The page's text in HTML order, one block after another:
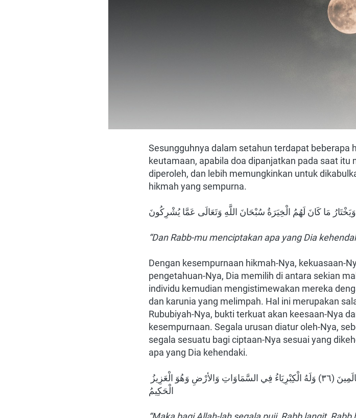
Sesungguhnya dalam setahun terdapat beberapa
keutamaan, apabila doa dipanjatkan pada saat itu
diperoleh, dan lebih memungkinkan untuk
hikmah yang sempurna.
مَا كَانَ لَهُمُ الْخِيَرَةُ سُبْحَانَ اللَّهِ وَتَعَالَى عَمَّا يُشْرِكُونَ
“Dan Rabb-mu menciptakan apa yang Dia
Dengan kesempurnaan hikmah-Nya, kekuasaan-
pengetahuan-Nya, Dia memilih di antara sekian
individu kemudian mengistimewakan mereka
dan karunia yang melimpah. Hal ini merupakan
Rububiyah-Nya, bukti terkuat akan keesaan-Nya
kesempurnaan. Segala urusan diatur oleh-Nya,
segala sesuatu bagi ciptaan-Nya sesuai yang
apa yang Dia kehendaki.
الْحَكِيمُ